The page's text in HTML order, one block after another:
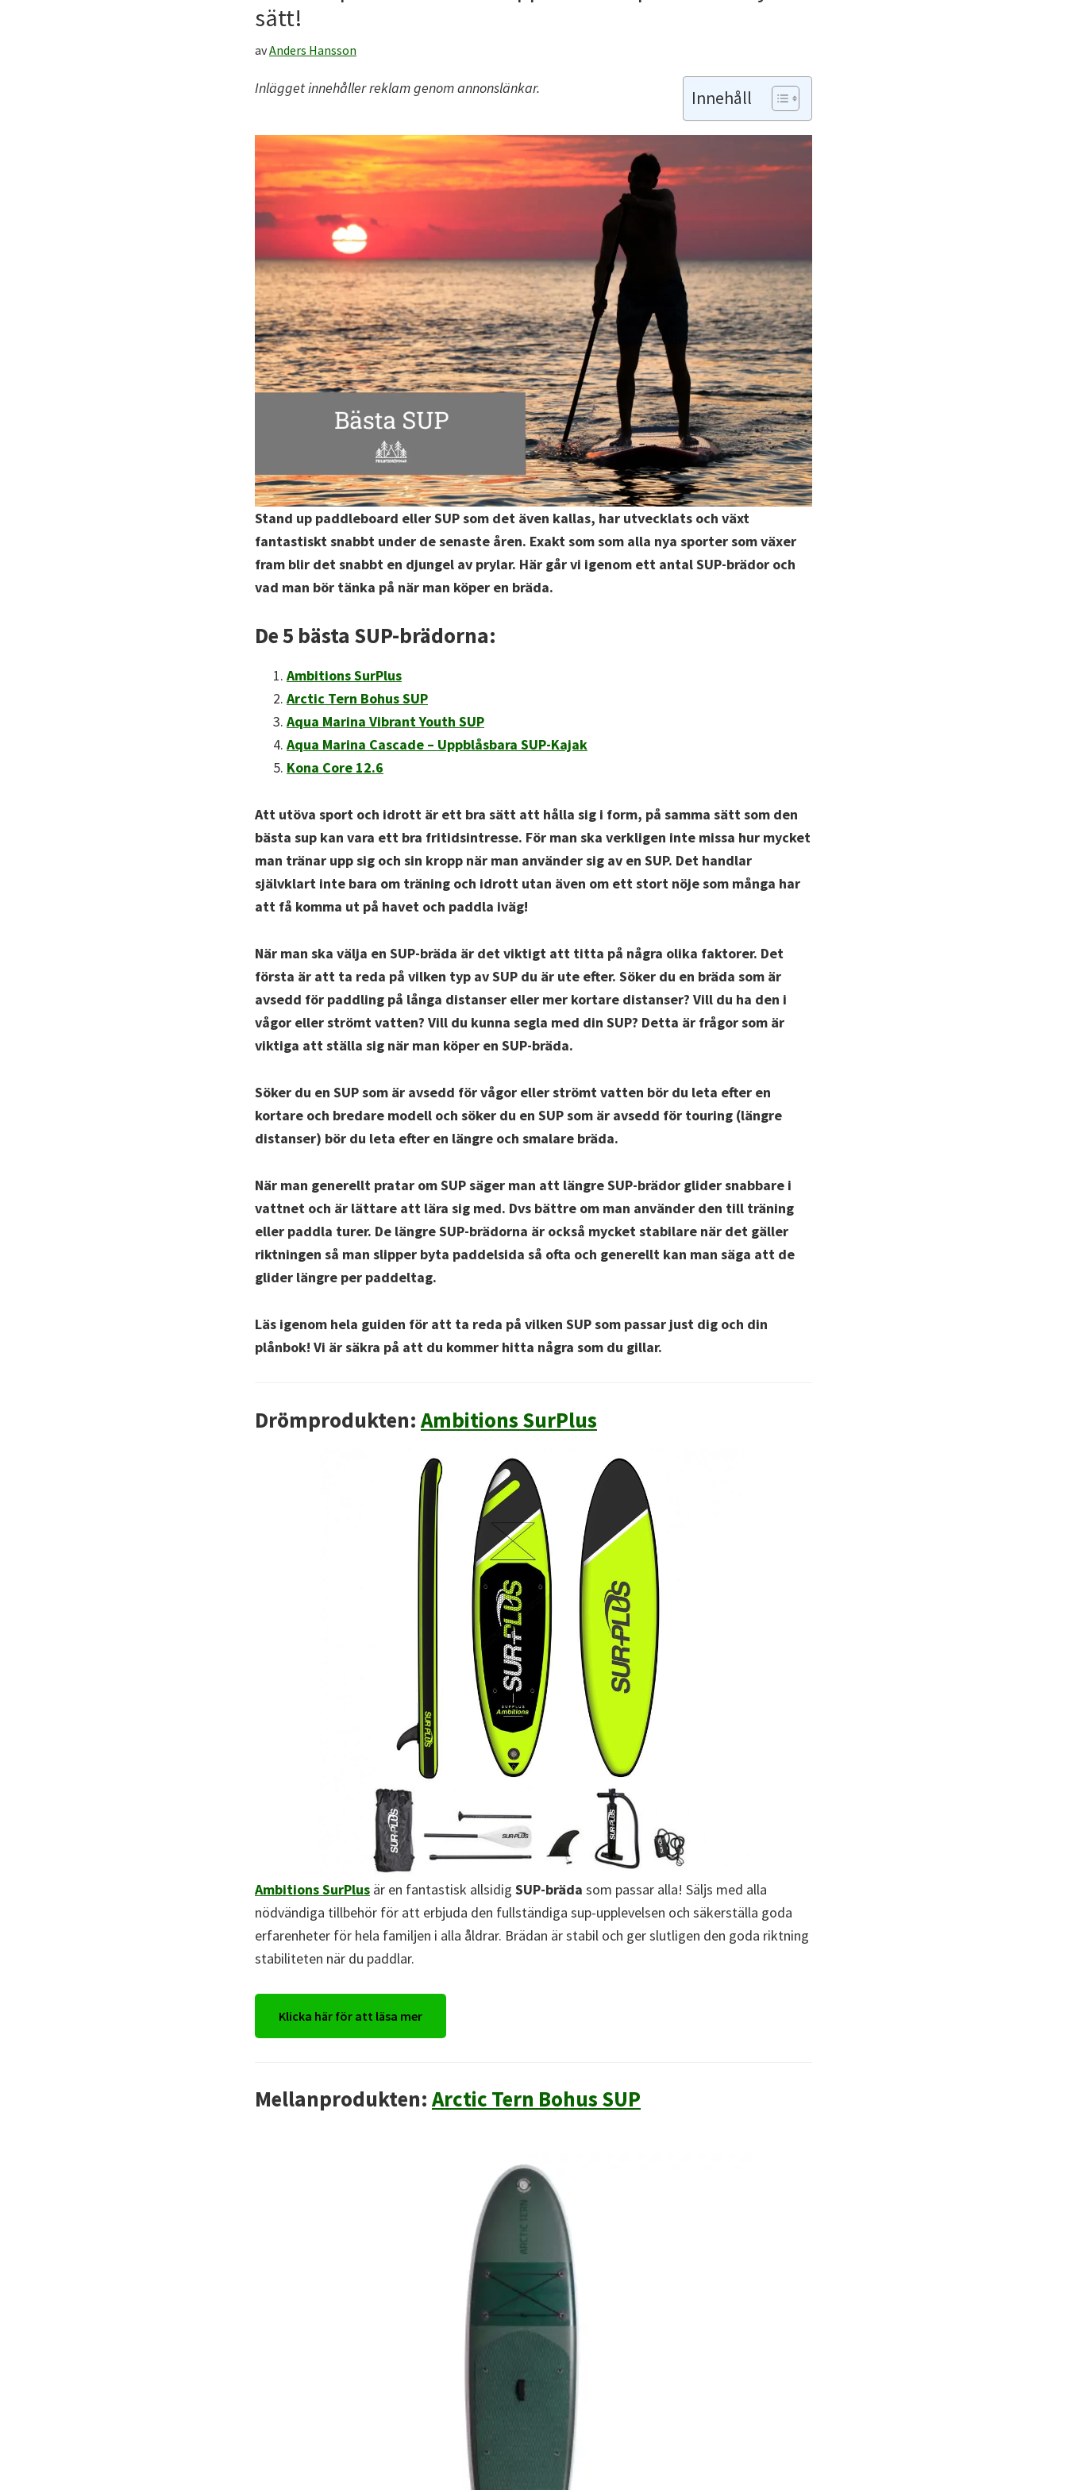
sätt!
avAnders Hansson
Innehåll
Inlägget innehåller reklam genom annonslänkar.
Stand up paddleboard eller SUP som det även kallas, har utvecklats och växt
fantastiskt snabbt under de senaste åren. Exakt som som alla nya sporter som växer
fram blir det snabbt en djungel av prylar. Här går vi igenom ett antal SUP-brädor och
vad man bör tänka på när man köper en bräda.
De 5 bästa SUP-brädorna:
Ambitions SurPlus
Arctic Tern Bohus SUP
Aqua Marina Vibrant Youth SUP
Aqua Marina Cascade – Uppblåsbara SUP-Kajak
Kona Core 12.6
Att utöva sport och idrott är ett bra sätt att hålla sig i form, på samma sätt som den
bästa sup kan vara ett bra fritidsintresse. För man ska verkligen inte missa hur mycket
man tränar upp sig och sin kropp när man använder sig av en SUP. Det handlar
självklart inte bara om träning och idrott utan även om ett stort nöje som många har
att få komma ut på havet och paddla iväg!
När man ska välja en SUP-bräda är det viktigt att titta på några olika faktorer. Det
första är att ta reda på vilken typ av SUP du är ute efter. Söker du en bräda som är
avsedd för paddling på långa distanser eller mer kortare distanser? Vill du ha den i
vågor eller strömt vatten? Vill du kunna segla med din SUP? Detta är frågor som är
viktiga att ställa sig när man köper en SUP-bräda.
Söker du en SUP som är avsedd för vågor eller strömt vatten bör du leta efter en
kortare och bredare modell och söker du en SUP som är avsedd för touring (längre
distanser) bör du leta efter en längre och smalare bräda.
När man generellt pratar om SUP säger man att längre SUP-brädor glider snabbare i
vattnet och är lättare att lära sig med. Dvs bättre om man använder den till träning
eller paddla turer. De längre SUP-brädorna är också mycket stabilare när det gäller
riktningen så man slipper byta paddelsida så ofta och generellt kan man säga att de
glider längre per paddeltag.
Läs igenom hela guiden för att ta reda på vilken SUP som passar just dig och din
plånbok! Vi är säkra på att du kommer hitta några som du gillar.
Drömprodukten: Ambitions SurPlus
Ambitions SurPlus är en fantastisk allsidig SUP-bräda som passar alla! Säljs med alla
nödvändiga tillbehör för att erbjuda den fullständiga sup-upplevelsen och säkerställa goda
erfarenheter för hela familjen i alla åldrar. Brädan är stabil och ger slutligen den goda riktning
stabiliteten när du paddlar.
Klicka här för att läsa mer
Mellanprodukten: Arctic Tern Bohus SUP